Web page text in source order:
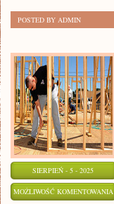
POSTED BY ADMIN
SIERPIEŃ - 5 - 2025
MOŻLIWOŚĆ KOMENTOWANIA